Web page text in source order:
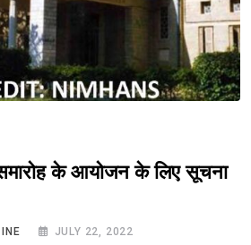
समारोह के आयोजन के लिए सूचना
JULY 22, 2022